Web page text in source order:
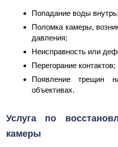
Попадание воды внутрь;
Поломка камеры,
давления;
Неисправность или
Перегорание контактов;
Появление трещин
объективах.
Услуга по
камеры